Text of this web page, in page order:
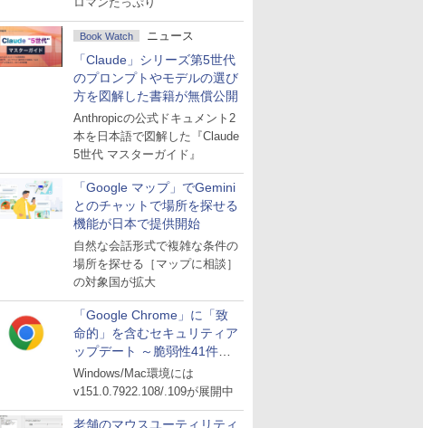
Book Watch ニュース
「Claude」シリーズ第5世代
のプロンプトやモデルの選び
方を図解した書籍が無償公開
Anthropicの公式ドキュメント2
本を日本語で図解した『Claude
5世代 マスターガイド』
「Google マップ」でGemini
とのチャットで場所を探せる
機能が日本で提供開始
自然な会話形式で複雑な条件の
場所を探せる［マップに相談］
の対象国が拡大
「Google Chrome」に「致
命的」を含むセキュリティア
ップデート ～脆弱性41件に
対処
Windows/Mac環境には
v151.0.7922.108/.109が展開中
老舗のマウスユーティリティ